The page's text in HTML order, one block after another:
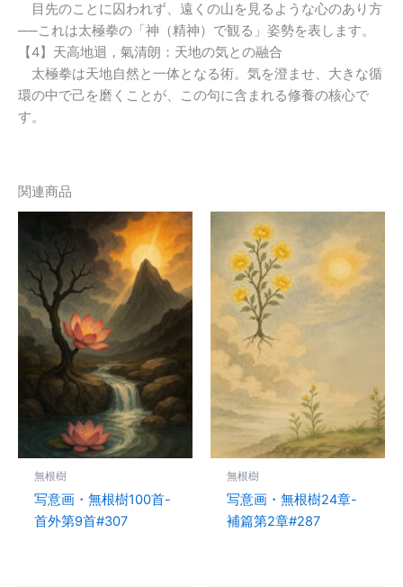
目先のことに囚われず、遠くの山を見るような心のあり方
──これは太極拳の「神（精神）で観る」姿勢を表します。
【4】天高地迴，氣清朗：天地の気との融合
太極拳は天地自然と一体となる術。気を澄ませ、大きな循
環の中で己を磨くことが、この句に含まれる修養の核心で
す。
関連商品
無根樹
写意画・無根樹100首-
首外第9首#307
無根樹
写意画・無根樹24章-
補篇第2章#287